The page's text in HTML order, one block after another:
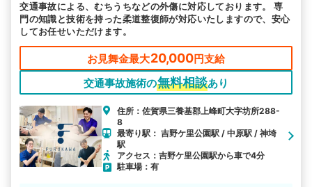
交通事故による、むちうちなどの外傷に対応しております。 専
門の知識と技術を持った柔道整復師が対応いたしますので、安心
してお任せいただけます。
お見舞金最大20,000円支給
交通事故施術の無料相談あり
住所：佐賀県三養基郡上峰町大字坊所288-
8
最寄り駅： 吉野ケ里公園駅 / 中原駅 / 神埼
駅
アクセス：吉野ケ里公園駅から車で4分
駐車場：有